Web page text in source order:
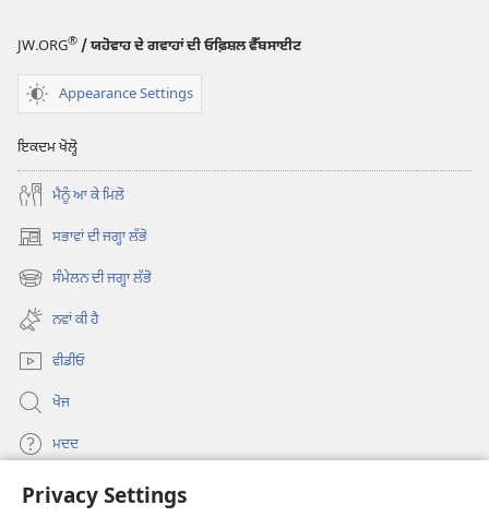
Privacy Settings
JW.ORG® / ਯਹੋਵਾਹ ਦੇ ਗਵਾਹਾਂ ਦੀ ਓਫ਼ਿਸ਼ਲ ਵੈੱਬਸਾਈਟ
Appearance Settings
ਇਕਦਮ ਖੋਲ੍ਹੋ
ਮੈਨੂੰ ਆ ਕੇ ਮਿਲੋ
ਸਭਾਵਾਂ ਦੀ ਜਗ੍ਹਾ ਲੱਭੋ
(opens
new ਸੰਮੇਲਨ ਦੀ ਜਗ੍ਹਾ ਲੱਭੋ
(opens
new
window)
ਨਵਾਂ ਕੀ ਹੈ
ਵੀਡੀਓ
ਖੋਜ
ਮਦਦ
ਦਾਨ